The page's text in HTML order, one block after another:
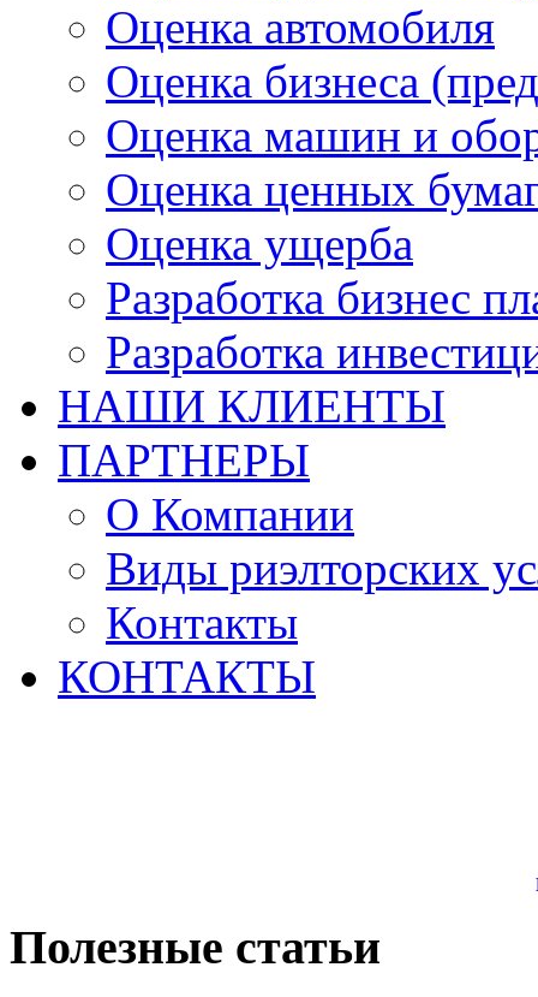
Оценка автомобиля
Оценка бизнеса
Оценка машин и
Оценка ценных
Оценка ущерба
Разработка бизнес
Разработка
НАШИ КЛИЕНТЫ
ПАРТНЕРЫ
О Компании
Виды риэлторских
Контакты
КОНТАКТЫ
Полезные статьи